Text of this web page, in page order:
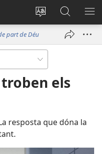
Canviar
l'idioma
Iniciar
sessió
(obri
una
Busca
a
JW.ORG
part de Déu
els
resposta que dóna la